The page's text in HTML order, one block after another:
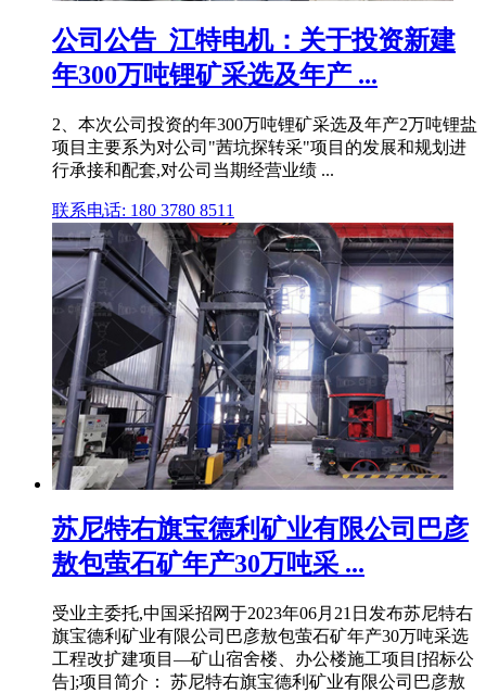
公司公告_江特电机：关于投资新建
年300万吨锂矿采选及年产 ...
2、本次公司投资的年300万吨锂矿采选及年产2万吨锂盐
项目主要系为对公司"茜坑探转采"项目的发展和规划进
行承接和配套,对公司当期经营业绩 ...
联系电话: 180 3780 8511
苏尼特右旗宝德利矿业有限公司巴彦
敖包萤石矿年产30万吨采 ...
受业主委托,中国采招网于2023年06月21日发布苏尼特右
旗宝德利矿业有限公司巴彦敖包萤石矿年产30万吨采选
工程改扩建项目—矿山宿舍楼、办公楼施工项目[招标公
告];项目简介： 苏尼特右旗宝德利矿业有限公司巴彦敖